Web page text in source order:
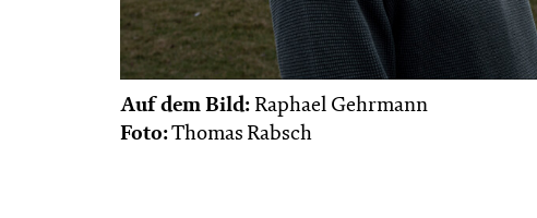
Auf dem Bild: Raphael Gehrmann
Foto:Thomas Rabsch